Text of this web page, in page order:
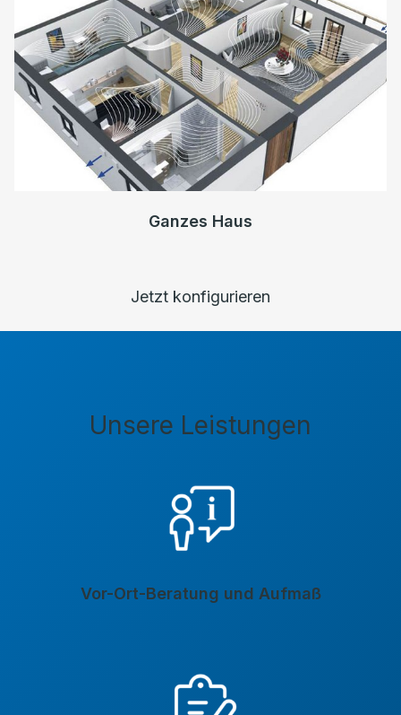
Ganzes Haus
Jetzt konfigurieren
Unsere Leistungen
Vor-Ort-Beratung und Aufmaß